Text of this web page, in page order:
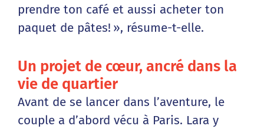
prendre ton café et aussi acheter ton
paquet de pâtes! », résume-t-elle.
Un projet de cœur, ancré dans la
vie de quartier
Avant de se lancer dans l’aventure, le
couple a d’abord vécu à Paris. Lara y